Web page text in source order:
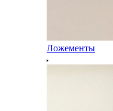
Ложементы